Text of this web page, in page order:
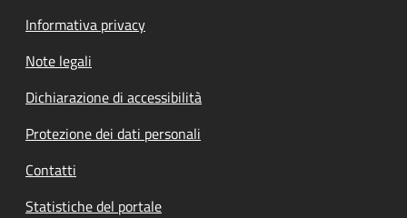
Informativa privacy
Note legali
Dichiarazione di accessibilità
Protezione dei dati personali
Contatti
Statistiche del portale